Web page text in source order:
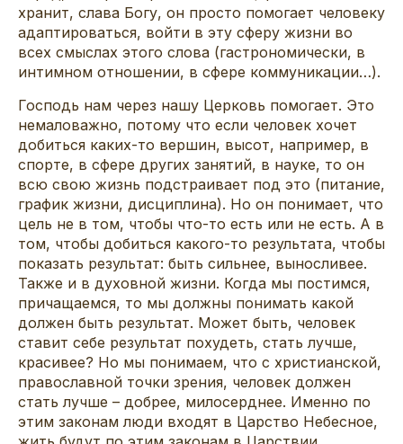
хранит, слава Богу, он просто помогает человеку
адаптироваться, войти в эту сферу жизни во
всех смыслах этого слова (гастрономически, в
интимном отношении, в сфере коммуникации…).
Господь нам через нашу Церковь помогает. Это
немаловажно, потому что если человек хочет
добиться каких-то вершин, высот, например, в
спорте, в сфере других занятий, в науке, то он
всю свою жизнь подстраивает под это (питание,
график жизни, дисциплина). Но он понимает, что
цель не в том, чтобы что-то есть или не есть. А в
том, чтобы добиться какого-то результата, чтобы
показать результат: быть сильнее, выносливее.
Также и в духовной жизни. Когда мы постимся,
причащаемся, то мы должны понимать какой
должен быть результат. Может быть, человек
ставит себе результат похудеть, стать лучше,
красивее? Но мы понимаем, что с христианской,
православной точки зрения, человек должен
стать лучше – добрее, милосерднее. Именно по
этим законам люди входят в Царство Небесное,